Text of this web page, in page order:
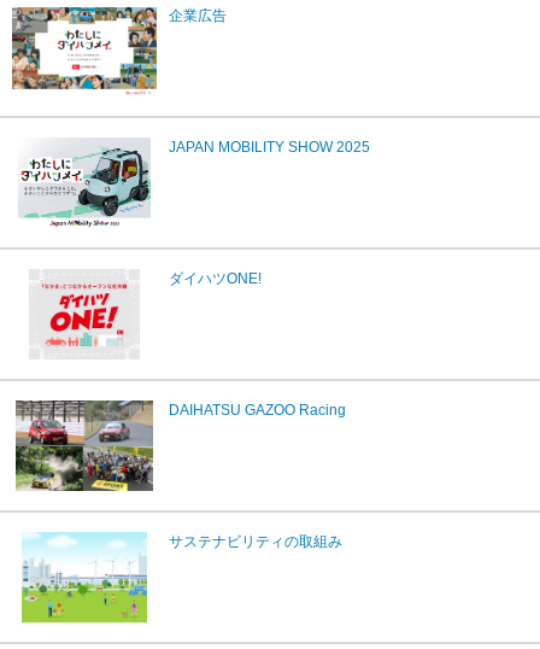
企業広告
JAPAN MOBILITY SHOW 2025
ダイハツONE!
DAIHATSU GAZOO Racing
サステナビリティの取組み